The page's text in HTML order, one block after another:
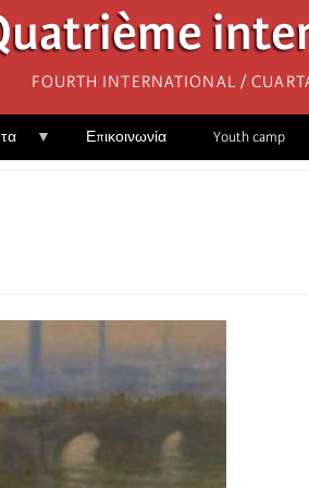
Fourth International /
Επικοινωνία Youth camp